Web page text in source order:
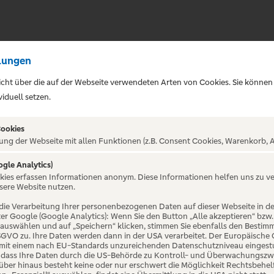
NICHT
über die auf der Webseite verwendeten Arten von Cookies. Sie
setzen.
der Webseite mit allen Funktionen (z.B. Consent Cookies, Warenkorb,
Analytics)
erfassen Informationen anonym. Diese Informationen helfen uns zu
Website nutzen.
Verarbeitung Ihrer personenbezogenen Daten auf dieser Webseite in
Google (Google Analytics): Wenn Sie den Button „Alle akzeptieren“
und auf „Speichern“ klicken, stimmen Sie ebenfalls den
zu. Ihre Daten werden dann in der USA verarbeitet. Der
einem nach EU-Standards unzureichenden Datenschutzniveau
Ihre Daten durch die US-Behörde zu Kontroll- und
hinaus besteht keine oder nur erschwert die Möglichkeit